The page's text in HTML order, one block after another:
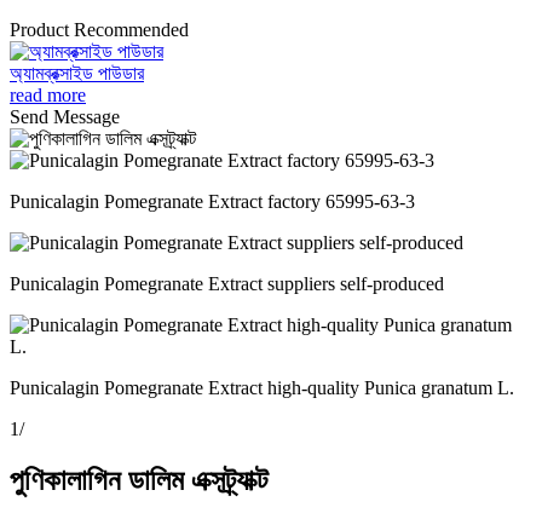
Product Recommended
অ্যামব্রক্সাইড পাউডার
read more
Send Message
Punicalagin Pomegranate Extract factory 65995-63-3
Punicalagin Pomegranate Extract suppliers self-produced
Punicalagin Pomegranate Extract high-quality Punica granatum L.
1/
পুণিকালাগিন ডালিম এক্সট্র্যাক্ট